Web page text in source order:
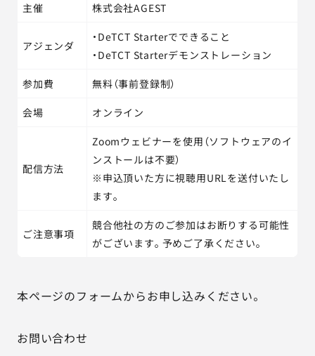
主催 株式会社AGEST
アジェンダ
・DeTCT Starterでできること
・DeTCT Starterデモンストレーション
参加費 無料（事前登録制）
会場 オンライン
配信方法
Zoomウェビナーを使用（ソフトウェアのイ
ンストールは不要）
※申込頂いた方に視聴用URLを送付いたし
ます。
ご注意事項
競合他社の方のご参加はお断りする可能性
がございます。予めご了承ください。
本ページのフォームからお申し込みください。
お問い合わせ